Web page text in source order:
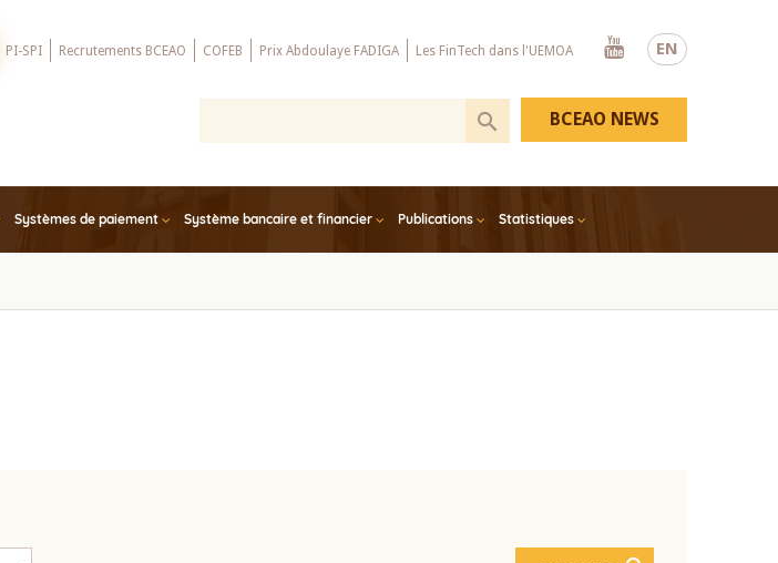
EN
PI-SPI Recrutements BCEAO COFEB Prix Abdoulaye FADIGA Les FinTech dans l'UEMOA
Youtube
Systèmes de paiement Système bancaire et financier Publications Statistiques
BCEAO NEWS